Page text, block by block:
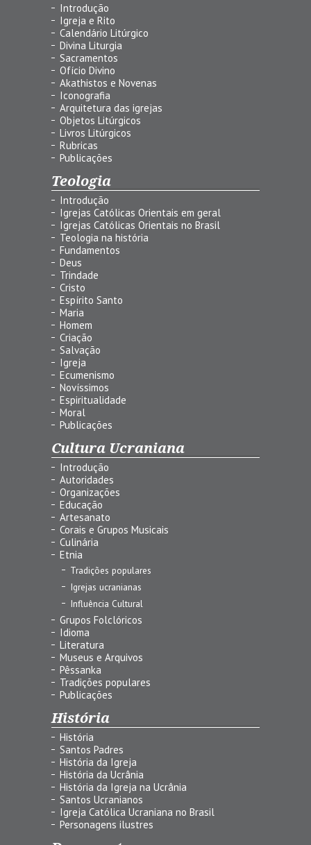
Introdução
Igreja e Rito
Calendário Litúrgico
Divina Liturgia
Sacramentos
Ofício Divino
Akathistos e Novenas
Iconografia
Arquitetura das igrejas
Objetos Litúrgicos
Livros Litúrgicos
Rubricas
Publicações
Teologia
Introdução
Igrejas Católicas Orientais em geral
Igrejas Católicas Orientais no Brasil
Teologia na história
Fundamentos
Deus
Trindade
Cristo
Espírito Santo
Maria
Homem
Criação
Salvação
Igreja
Ecumenismo
Novíssimos
Espiritualidade
Moral
Publicações
Cultura Ucraniana
Introdução
Autoridades
Organizações
Educação
Artesanato
Corais e Grupos Musicais
Culinária
Etnia
Tradições populares
Igrejas ucranianas
Influência Cultural
Grupos Folclóricos
Idioma
Literatura
Museus e Arquivos
Pêssanka
Tradições populares
Publicações
História
História
Santos Padres
História da Igreja
História da Ucrânia
História da Igreja na Ucrânia
Santos Ucranianos
Igreja Católica Ucraniana no Brasil
Personagens ilustres